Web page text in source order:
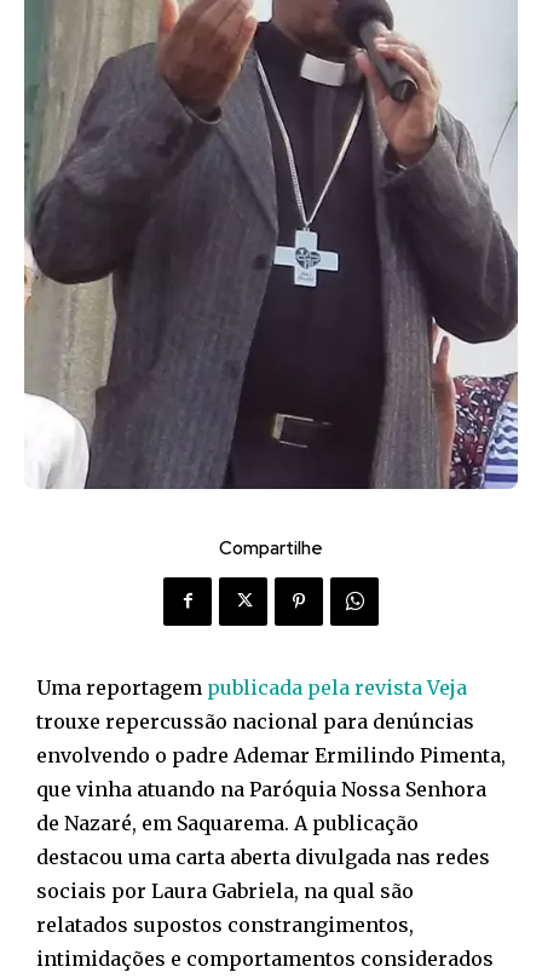
Compartilhe
Uma reportagem publicada pela revista Veja
trouxe repercussão nacional para denúncias
envolvendo o padre Ademar Ermilindo Pimenta,
que vinha atuando na Paróquia Nossa Senhora
de Nazaré, em Saquarema. A publicação
destacou uma carta aberta divulgada nas redes
sociais por Laura Gabriela, na qual são
relatados supostos constrangimentos,
intimidações e comportamentos considerados